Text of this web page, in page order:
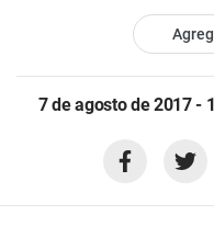
7 de agosto de 2017 -